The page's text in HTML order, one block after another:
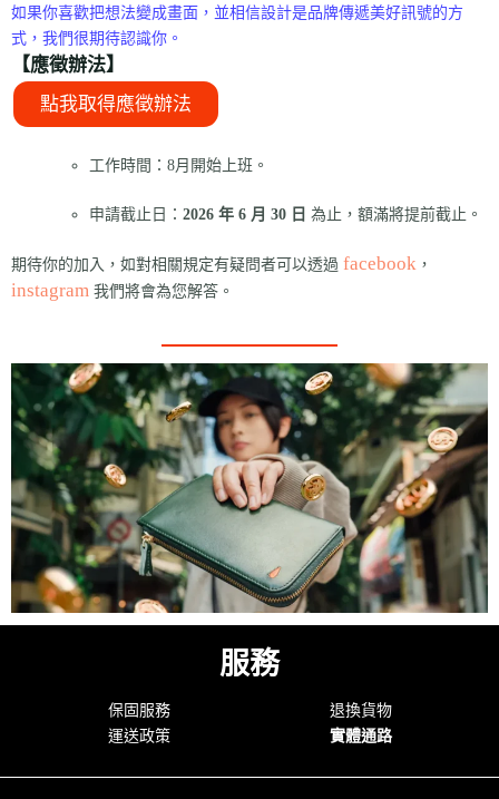
如果你喜歡把想法變成畫面，並相信設計是品牌傳遞美好訊號的方
式，我們很期待認識你。
【應徵辦法】
點我取得應徵辦法
工作時間：8月開始上班。
申請截止日： 2026 年 6 月 30 日 為止，額滿將提前截止。
期待你的加入，如對相關規定有疑問者可以透過 facebook ，
instagram 我們將會為您解答。
服務
保固服務
退換貨物
運送政策
實體通路